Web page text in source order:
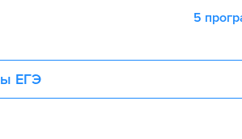
5
ЕГЭ